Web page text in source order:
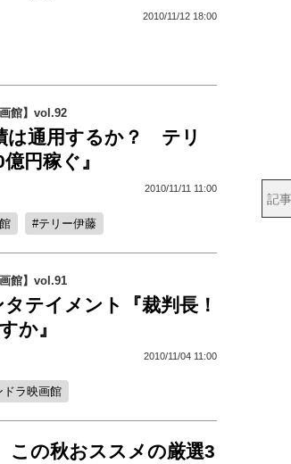
2010/11/12 18:00
館】vol.92
は通用するか？ テリ
円稼ぐ』
2010/11/11 11:00
テリー伊藤
館】vol.91
テイメント『裁判長！
か』
2010/11/04 11:00
ドラ映画館
の秋おススメの厳選3